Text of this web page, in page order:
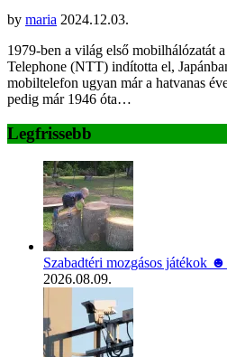
by maria 2024.12.03.
1979-ben a világ első mobilhálózatát
Telephone (NTT) indította el,
mobiltelefon ugyan már a hatvanas
pedig már 1946 óta…
Legfrissebb
Szabadtéri mozgásos játékok
2026.08.09.